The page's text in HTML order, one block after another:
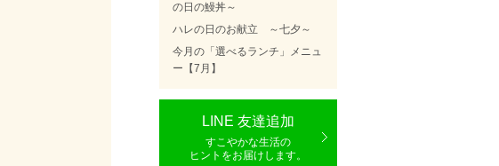
の日の鰻丼～
ハレの日のお献立 ～七夕～
今月の「選べるランチ」メニュ
ー【7月】
LINE 友達追加
すこやかな生活の
ヒントをお届けします。